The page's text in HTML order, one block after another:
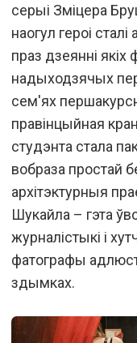
серыі Зміцера
наогул героі
праз дзеянні
надыходзячых
сем'ях
правінцыйная
студэнта стала
вобраза простай
архітэктурныя
Шукайла – гэта
журналістыкі і
фатографы
здымках.